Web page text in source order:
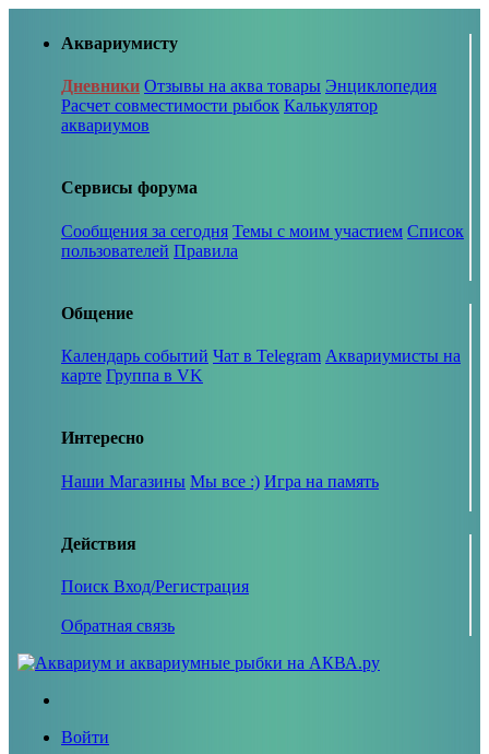
Аквариумисту
Дневники Отзывы на аква товары Энциклопедия
Расчет совместимости рыбок Калькулятор
аквариумов
Сервисы форума
Сообщения за сегодня Темы с моим участием Список
пользователей Правила
Общение
Календарь событий Чат в Telegram Аквариумисты на
карте Группа в VK
Интересно
Наши Магазины Мы все :) Игра на память
Действия
Поиск Вход/Регистрация
Обратная связь
Войти